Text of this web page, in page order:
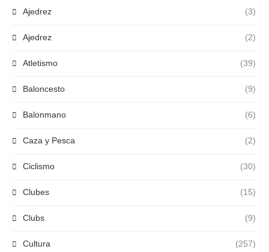
Ajedrez (3)
Ajedrez (2)
Atletismo (39)
Baloncesto (9)
Balonmano (6)
Caza y Pesca (2)
Ciclismo (30)
Clubes (15)
Clubs (9)
Cultura (257)